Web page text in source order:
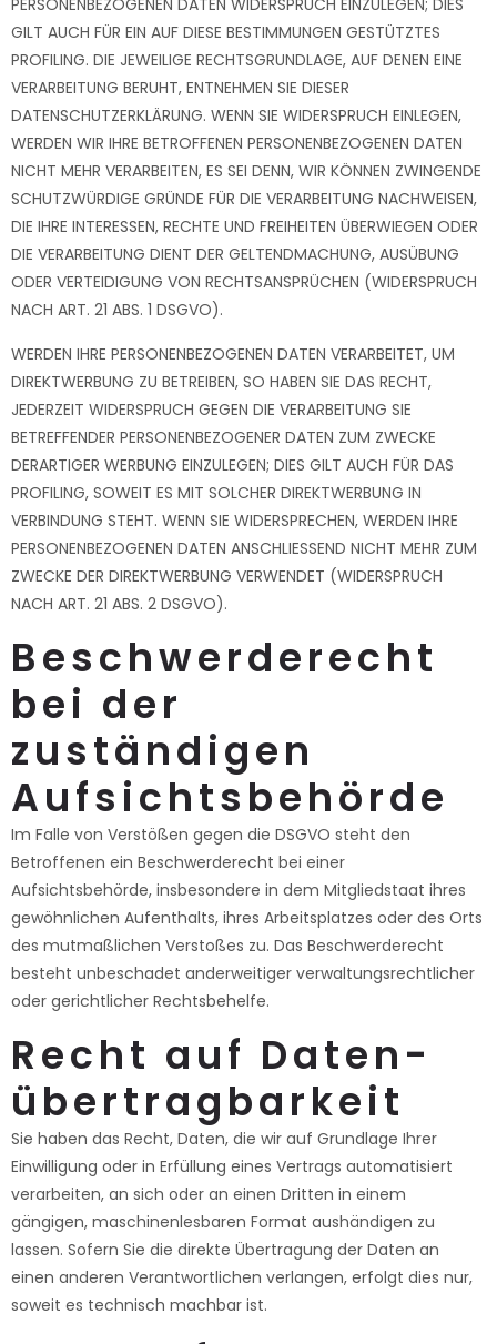
PERSONENBEZOGENEN DATEN WIDERSPRUCH EINZULEGEN; DIES
GILT AUCH FÜR EIN AUF DIESE BESTIMMUNGEN GESTÜTZTES
PROFILING. DIE JEWEILIGE RECHTSGRUNDLAGE, AUF DENEN EINE
VERARBEITUNG BERUHT, ENTNEHMEN SIE DIESER
DATENSCHUTZERKLÄRUNG. WENN SIE WIDERSPRUCH EINLEGEN,
WERDEN WIR IHRE BETROFFENEN PERSONENBEZOGENEN DATEN
NICHT MEHR VERARBEITEN, ES SEI DENN, WIR KÖNNEN ZWINGENDE
SCHUTZWÜRDIGE GRÜNDE FÜR DIE VERARBEITUNG NACHWEISEN,
DIE IHRE INTERESSEN, RECHTE UND FREIHEITEN ÜBERWIEGEN ODER
DIE VERARBEITUNG DIENT DER GELTENDMACHUNG, AUSÜBUNG
ODER VERTEIDIGUNG VON RECHTSANSPRÜCHEN (WIDERSPRUCH
NACH ART. 21 ABS. 1 DSGVO).
WERDEN IHRE PERSONENBEZOGENEN DATEN VERARBEITET, UM
DIREKTWERBUNG ZU BETREIBEN, SO HABEN SIE DAS RECHT,
JEDERZEIT WIDERSPRUCH GEGEN DIE VERARBEITUNG SIE
BETREFFENDER PERSONENBEZOGENER DATEN ZUM ZWECKE
DERARTIGER WERBUNG EINZULEGEN; DIES GILT AUCH FÜR DAS
PROFILING, SOWEIT ES MIT SOLCHER DIREKTWERBUNG IN
VERBINDUNG STEHT. WENN SIE WIDERSPRECHEN, WERDEN IHRE
PERSONENBEZOGENEN DATEN ANSCHLIESSEND NICHT MEHR ZUM
ZWECKE DER DIREKTWERBUNG VERWENDET (WIDERSPRUCH
NACH ART. 21 ABS. 2 DSGVO).
Beschwerde­recht
bei der
zuständigen
Aufsichts­behörde
Im Falle von Verstößen gegen die DSGVO steht den
Betroffenen ein Beschwerderecht bei einer
Aufsichtsbehörde, insbesondere in dem Mitgliedstaat ihres
gewöhnlichen Aufenthalts, ihres Arbeitsplatzes oder des Orts
des mutmaßlichen Verstoßes zu. Das Beschwerderecht
besteht unbeschadet anderweitiger verwaltungsrechtlicher
oder gerichtlicher Rechtsbehelfe.
Recht auf Daten­
übertrag­barkeit
Sie haben das Recht, Daten, die wir auf Grundlage Ihrer
Einwilligung oder in Erfüllung eines Vertrags automatisiert
verarbeiten, an sich oder an einen Dritten in einem
gängigen, maschinenlesbaren Format aushändigen zu
lassen. Sofern Sie die direkte Übertragung der Daten an
einen anderen Verantwortlichen verlangen, erfolgt dies nur,
soweit es technisch machbar ist.